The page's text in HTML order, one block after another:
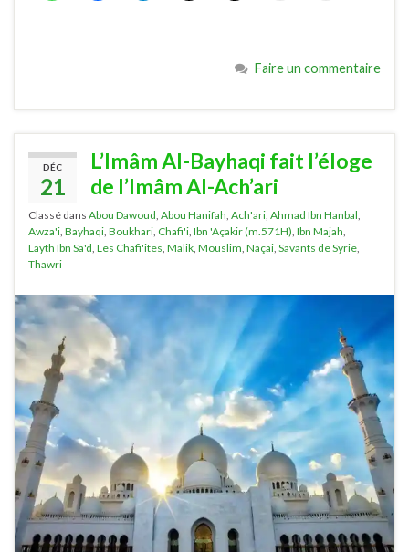
Faire un commentaire
DÉC
21
L’Imâm Al-Bayhaqi fait l’éloge
de l’Imâm Al-Ach’ari
Classé dans Abou Dawoud Abou Hanifah Ach'ari Ahmad Ibn Hanbal
Awza'i Bayhaqi Boukhari Chafi'i Ibn 'Açakir (m.571H) Ibn Majah
Layth Ibn Sa'd Les Chafi'ites Malik Mouslim Naçai Savants de Syrie
Thawri